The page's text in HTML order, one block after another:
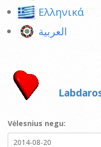
Ελληνικά
العربية
Vėlesnius negu: